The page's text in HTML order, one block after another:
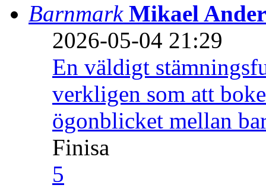
Barnmark Mikael
2026-05-04 21:29
En väldigt
verkligen som att
ögonblicket mellan
Finisa
5